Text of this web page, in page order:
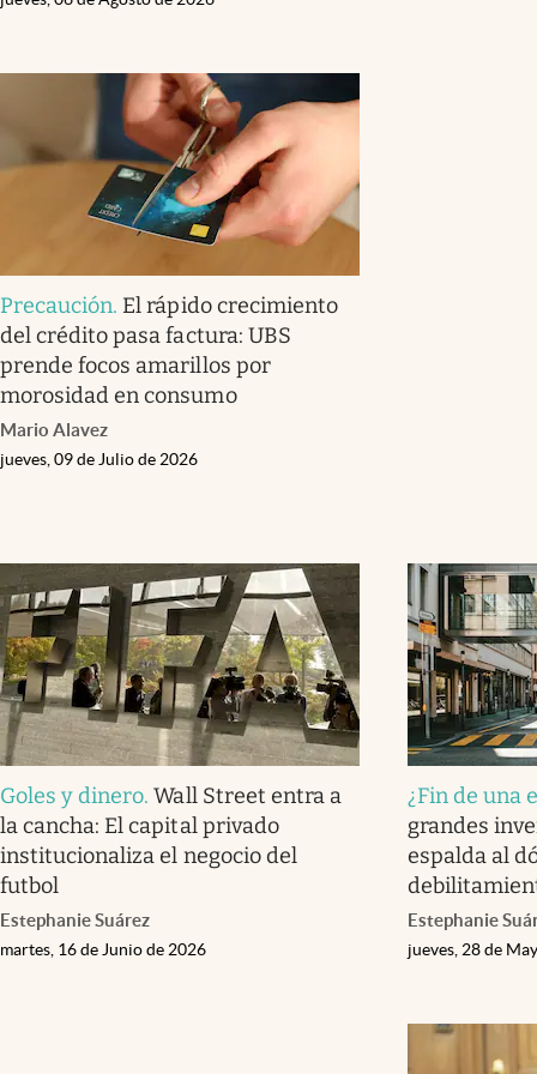
Precaución. El rápido crecimiento
del crédito pasa factura: UBS
prende focos amarillos por
morosidad en consumo
Mario Alavez
jueves, 09 de Julio de 2026
Goles y dinero.Wall Street entra a
la cancha: El capital privado
institucionaliza el negocio del
futbol
Estephanie Suárez
martes, 16 de Junio de 2026
¿Fin de una
grandes
espalda al
Estephanie
jueves, 28 de